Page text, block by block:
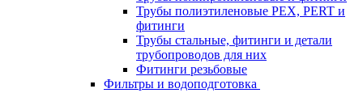
Трубы полиэтиленовые PEX, PERT и
фитинги
Трубы стальные, фитинги и детали
трубопроводов для них
Фитинги резьбовые
Фильтры и водоподготовка